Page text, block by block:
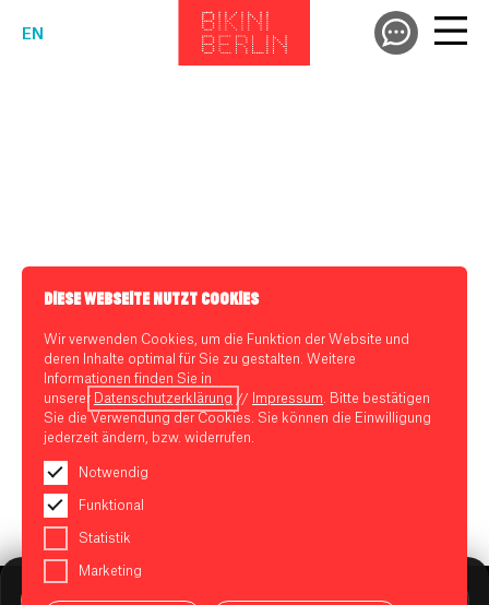
EN
BIKINI BERLIN Assistent
DIESE WEBSEITE NUTZT COOKIES
Wir verwenden Cookies, um die Funktion der Website und
deren Inhalte optimal für Sie zu gestalten. Weitere
Informationen finden Sie in
unserer
Datenschutzerklärung // Impressum . Bitte bestätigen
Sie die Verwendung der Cookies. Sie können die Einwilligung
jederzeit ändern, bzw. widerrufen.
Notwendig
Funktional
Statistik
Marketing